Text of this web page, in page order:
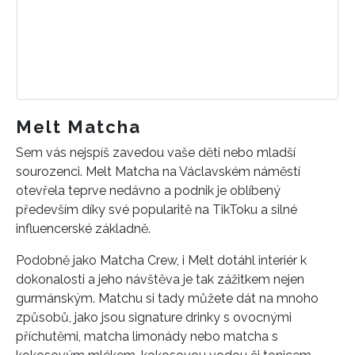
Melt Matcha
Sem vás nejspíš zavedou vaše děti nebo mladší
sourozenci. Melt Matcha na Václavském náměstí
otevřela teprve nedávno a podnik je oblíbený
především díky své popularitě na TikToku a silné
influencerské základně.
Podobně jako Matcha Crew, i Melt dotáhl interiér k
dokonalosti a jeho návštěva je tak zážitkem nejen
gurmánským. Matchu si tady můžete dát na mnoho
způsobů, jako jsou signature drinky s ovocnými
příchutěmi, matcha limonády nebo matcha s